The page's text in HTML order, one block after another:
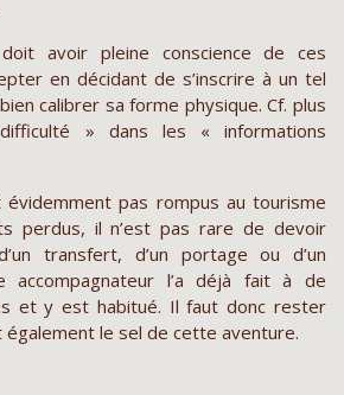
avoir pleine conscience de ces
en décidant de s’inscrire à un tel
calibrer sa forme physique. Cf. plus
» dans les « informations
pas rompus au tourisme
perdus, il n’est pas rare de devoir
transfert, d’un portage ou d’un
accompagnateur l’a déjà fait à de
et y est habitué. Il faut donc rester
également le sel de cette aventure.